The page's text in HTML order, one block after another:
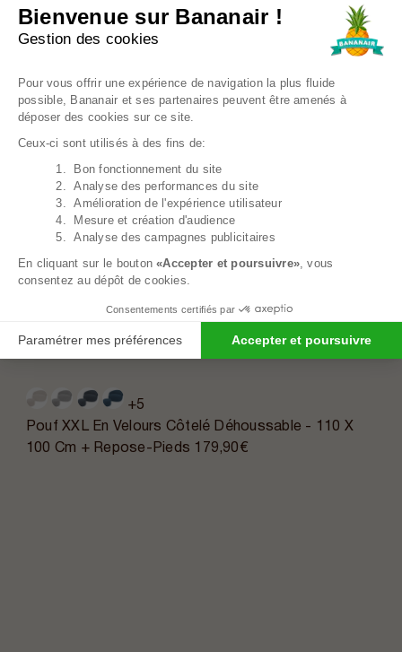
+5
Pouf XXL En Velours Côtelé Déhoussable - 110 X
100 Cm + Repose-Pieds 179,90€
Bienvenue sur Bananair !
Gestion des cookies
Plateforme de Gestion du
Pour vous offrir une expérience de navigation la plus fluide
possible, Bananair et ses partenaires peuvent être amenés à
déposer des cookies sur ce site.
Ceux-ci sont utilisés à des fins de:
1. Bon fonctionnement du site
2. Analyse des performances du site
3. Amélioration de l'expérience utilisateur
4. Mesure et création d'audience
5. Analyse des campagnes publicitaires
En cliquant sur le bouton«Accepter et poursuivre» , vous
consentez au dépôt de cookies.
Consentements certifiés par
Paramétrer mes préférences Accepter et poursuivre
Axeptio consent